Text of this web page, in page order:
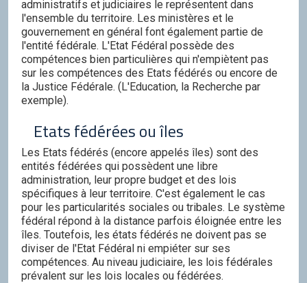
administratifs et judiciaires le représentent dans
l'ensemble du territoire. Les ministères et le
gouvernement en général font également partie de
l'entité fédérale. L'Etat Fédéral possède des
compétences bien particulières qui n'empiètent pas
sur les compétences des Etats fédérés ou encore de
la Justice Fédérale. (L'Education, la Recherche par
exemple).
Etats fédérées ou îles
Les Etats fédérés (encore appelés îles) sont des
entités fédérées qui possèdent une libre
administration, leur propre budget et des lois
spécifiques à leur territoire. C'est également le cas
pour les particularités sociales ou tribales. Le système
fédéral répond à la distance parfois éloignée entre les
îles. Toutefois, les états fédérés ne doivent pas se
diviser de l'Etat Fédéral ni empiéter sur ses
compétences. Au niveau judiciaire, les lois fédérales
prévalent sur les lois locales ou fédérées.